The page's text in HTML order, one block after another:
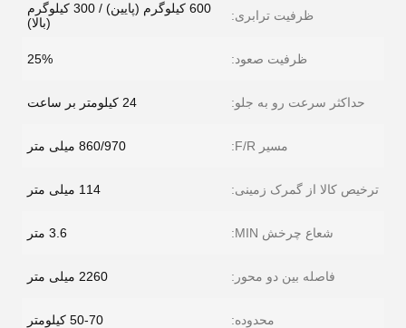
ظرفیت ترابری:
600 کیلوگرم (پایین) / 300 کیلوگرم
(بالا)
ظرفیت صعود: 25%
حداکثر سرعت رو به جلو: 24 کیلومتر بر ساعت
مسیر F/R: 860/970 میلی متر
ترخیص کالا از گمرک زمینی: 114 میلی متر
شعاع چرخش MIN: 3.6 متر
فاصله بین دو محور: 2260 میلی متر
محدوده: 50-70 کیلومتر